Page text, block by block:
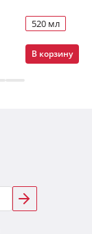
520 мл
В корзину